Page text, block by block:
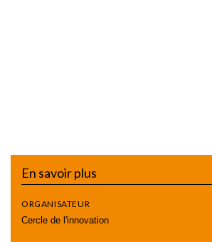
En savoir plus
ORGANISATEUR
Cercle de l'innovation